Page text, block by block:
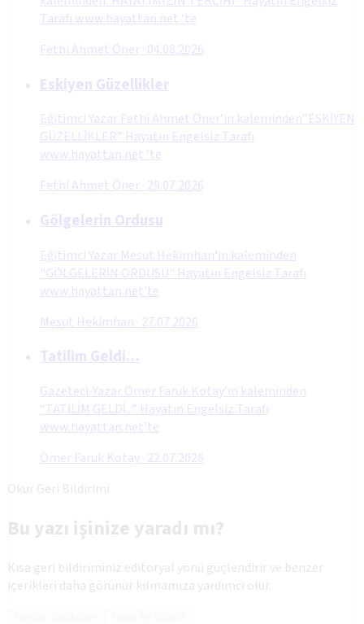
Tarafı www.hayattan.net ‘te
Fethi Ahmet Öner· 04.08.2026
Eskiyen Güzellikler
Eğitimci Yazar Fethi Ahmet Öner’in kaleminden”ESKİYEN
GÜZELLİKLER” Hayatın Engelsiz Tarafı
www.hayattan.net ‘te
Fethi Ahmet Öner· 29.07.2026
Gölgelerin Ordusu
Eğitimci Yazar Mesut Hekimhan'ın kaleminden
"GÖLGELERİN ORDUSU" Hayatın Engelsiz Tarafı
www.hayattan.net’te
Mesut Hekimhan · 27.07.2026
Tatilim Geldi…
Gazeteci-Yazar Ömer Faruk Kotay’ın kaleminden
“TATİLİM GELDİ...” Hayatın Engelsiz Tarafı
www.hayattan.net’te
Ömer Faruk Kotay· 22.07.2026
Okur Geri Bildirimi
Bu yazı işinize yaradı mı?
Kısa geri bildiriminiz editoryal yönü güçlendirir ve benzer
içerikleri daha görünür kılmamıza yardımcı olur.